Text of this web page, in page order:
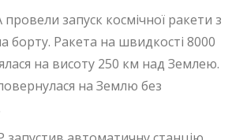
запуск космічної ракети з
борту. Ракета на швидкості 8000
на висоту 250 км над Землею.
на Землю без